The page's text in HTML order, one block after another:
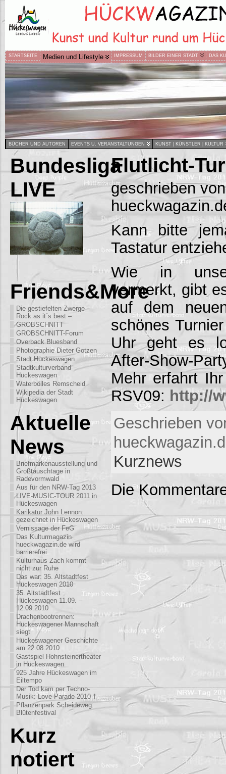
STARTSEITE Medien und Lifestyle IMPRESSUM BILDER EINER STADT DAS
BÜCHER UND AUTOREN EVENTS U. VERANSTALTUNGEN KUNST | KÜNSTLER | KULTUR
Bundesliga
LIVE
Friends&More
Die gestiefelten Zwerge –
Rock as it´s best –
GROBSCHNITT
GROBSCHNITT-Forum
Overback Bluesband
Photographie Dieter Gotzen
Stadt Hückeswagen
Stadtkulturverband
Hückeswagen
Waterbölles Remscheid
Wikipedia der Stadt
Hückeswagen
Aktuelle
News
Briefmarkenausstellung und
Großtauschtage in
Radevormwald
Aus für den NRW-Tag 2013
LIVE-MUSIC-TOUR 2011 in
Hückeswagen
Karikatur John Lennon:
gezeichnet in Hückeswagen
Vernissage der FeG
Das Kulturmagazin
hueckwagazin.de wird
barrierefrei
Kulturhaus Zach kommt
nicht zur Ruhe
Das war: 35. Altstadtfest
Hückeswagen 2010
35. Altstadtfest
Hückeswagen 11.09. –
12.09.2010
Drachenbootrennen:
Hückeswagener Mannschaft
siegt
Hückeswagener Geschichte
am 22.08.2010
Gastspiel Hohnsteinertheater
in Hückeswagen
925 Jahre Hückeswagen im
Eiltempo
Der Tod kam per Techno-
Musik: Love-Parade 2010 †
Pflanzenpark Scheideweg:
Blütenfestival
Kurz
notiert
Flutlicht-
geschrieben
Kann bitte
Tastatur
Wie in
vermerkt, gibt
auf dem
schönes
Uhr geht es
After-Show-
Mehr erfahrt
RSV09: http://
Geschrieben
Kurznews
Die